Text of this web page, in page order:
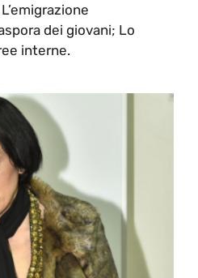
dei giovani; Lo
interne.